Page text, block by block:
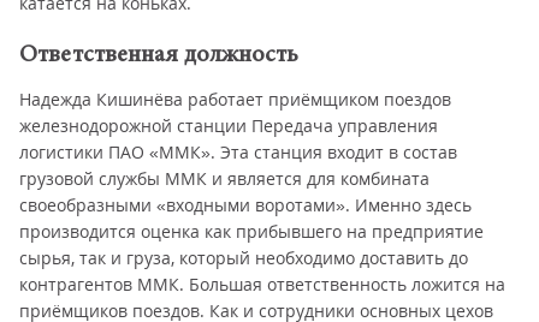
Ответственная должность
Надежда Кишинёва работает приёмщиком поездов
железнодорожной станции Передача управления
логистики ПАО «ММК». Эта станция входит в состав
грузовой службы ММК и является для комбината
своеобразными «входными воротами». Именно здесь
производится оценка как прибывшего на предприятие
сырья, так и груза, который необходимо доставить до
контрагентов ММК. Большая ответственность ложится на
приёмщиков поездов. Как и сотрудники основных цехов